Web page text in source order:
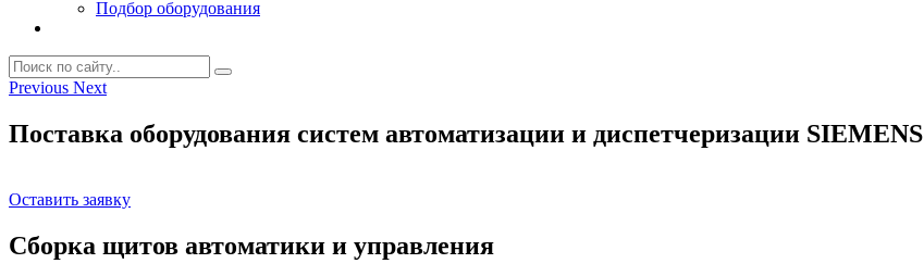
Подбор оборудования
Previous Next
Поставка оборудования систем автоматизации и диспетчеризации SIEMENS
Оставить заявку
Сборка щитов автоматики и управления